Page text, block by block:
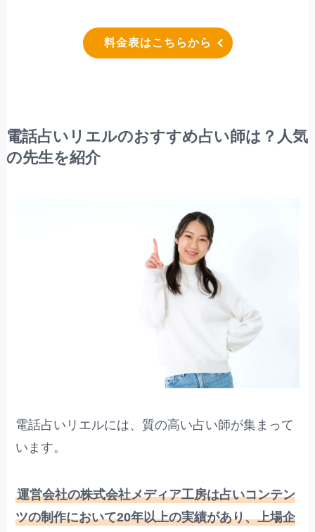
料金表はこちらから
電話占いリエルのおすすめ占い師は？人気
の先生を紹介
電話占いリエルには、質の高い占い師が集まって
います。
運営会社の株式会社メディア工房は占いコンテン
ツの制作において20年以上の実績があり、上場企